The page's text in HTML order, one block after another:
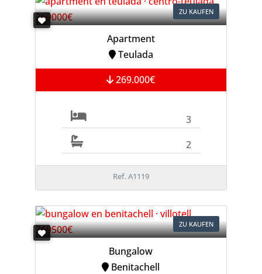
ZU KAUFEN
Apartment
Teulada
269.000€
3
2
Ref. A1119
ZU KAUFEN
Bungalow
Benitachell